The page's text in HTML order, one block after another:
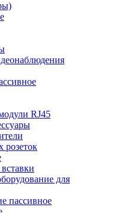
RJ45
розеток
для
пассивное